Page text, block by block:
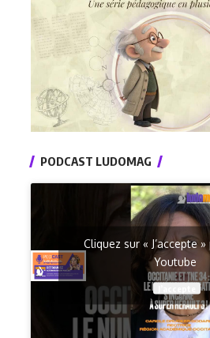
PODCAST LUDOMAG
Cliquez sur « J’accepte
Youtube